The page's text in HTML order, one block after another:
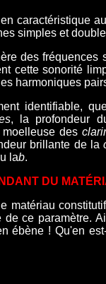
caractéristique
simples et
des
cette sonorité
harmoniques
identifiable,
, la profondeur
moelleuse des
brillante de la
lab.
DU
matériau
ce paramètre.
ébène ! Qu'en